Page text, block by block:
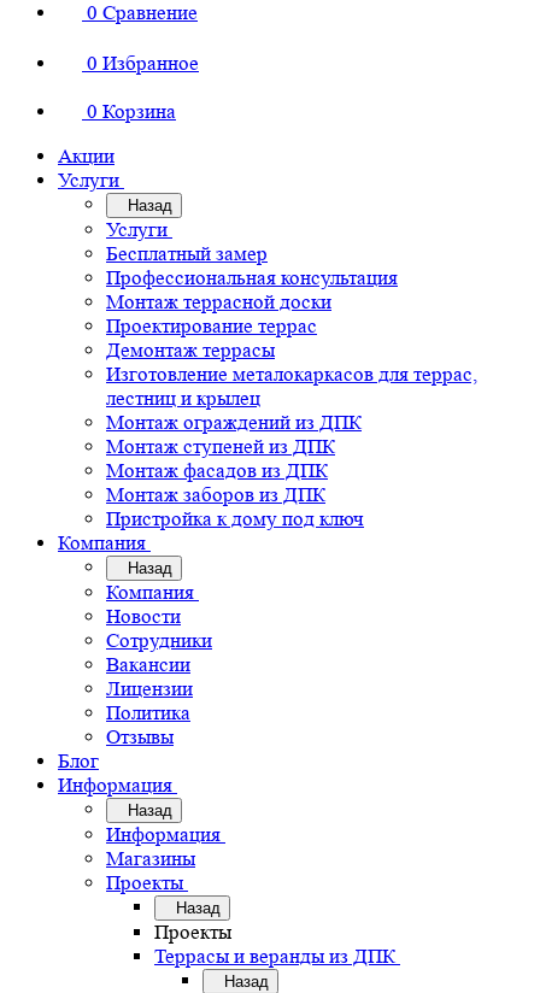
0 Сравнение
0 Избранное
0 Корзина
Акции
Услуги
Назад
Услуги
Бесплатный замер
Профессиональная консультация
Монтаж террасной доски
Проектирование террас
Демонтаж террасы
Изготовление металокаркасов для террас,
лестниц и крылец
Монтаж ограждений из ДПК
Монтаж ступеней из ДПК
Монтаж фасадов из ДПК
Монтаж заборов из ДПК
Пристройка к дому под ключ
Компания
Назад
Компания
Новости
Сотрудники
Вакансии
Лицензии
Политика
Отзывы
Блог
Информация
Назад
Информация
Магазины
Проекты
Назад
Проекты
Террасы и веранды из ДПК
Назад